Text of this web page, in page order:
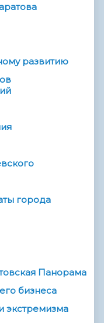
развитию
города
Панорама
бизнеса
экстремизма